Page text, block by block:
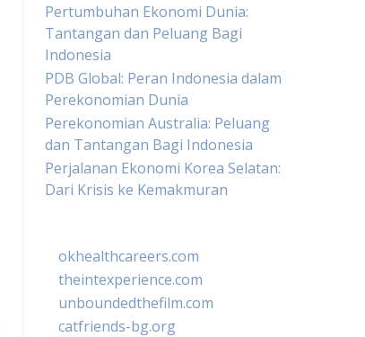
Pertumbuhan Ekonomi Dunia:
Tantangan dan Peluang Bagi
Indonesia
PDB Global: Peran Indonesia dalam
Perekonomian Dunia
Perekonomian Australia: Peluang
dan Tantangan Bagi Indonesia
Perjalanan Ekonomi Korea Selatan:
Dari Krisis ke Kemakmuran
okhealthcareers.com
theintexperience.com
unboundedthefilm.com
catfriends-bg.org